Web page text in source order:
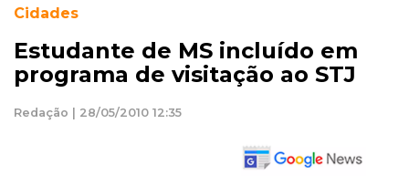
Cidades
Estudante de MS incluído em
programa de visitação ao STJ
Redação | 28/05/2010 12:35